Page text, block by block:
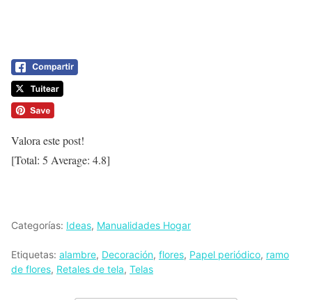
Valora este post!
[Total: 5 Average: 4.8]
Categorías: Ideas, Manualidades Hogar
Etiquetas: alambre, Decoración, flores, Papel periódico, ramo
de flores, Retales de tela, Telas